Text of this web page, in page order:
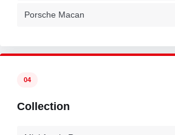
Porsche Macan
04
Collection